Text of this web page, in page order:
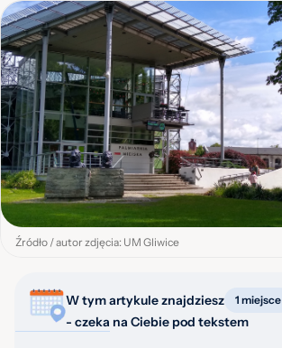
Źródło / autor zdjęcia: UM Gliwice
W tym artykule znajdziesz 1 miejsce
- czeka na Ciebie pod tekstem